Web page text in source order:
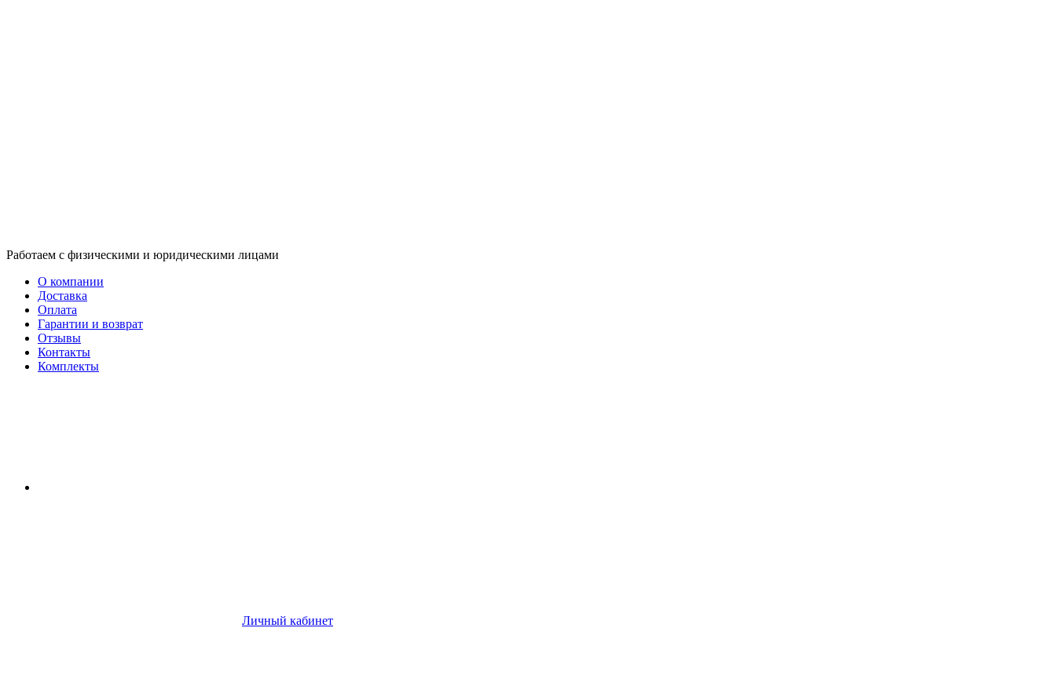
Работаем с физическими и юридическими лицами
О компании
Доставка
Оплата
Гарантии и возврат
Отзывы
Контакты
Комплекты
Личный кабинет